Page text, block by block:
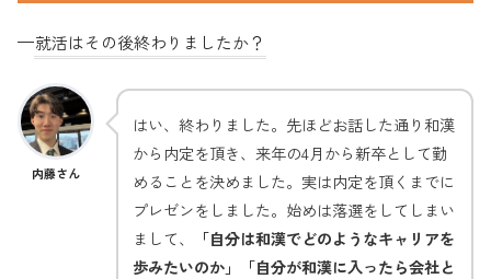
—就活はその後終わりましたか？
内藤さん
はい、終わりました。先ほどお話した通り和漢
から内定を頂き、来年の4月から新卒として勤
めることを決めました。実は内定を頂くまでに
プレゼンをしました。始めは落選をしてしまい
まして、
「自分は和漢でどのようなキャリアを
歩みたいのか」「自分が和漢に入ったら会社と